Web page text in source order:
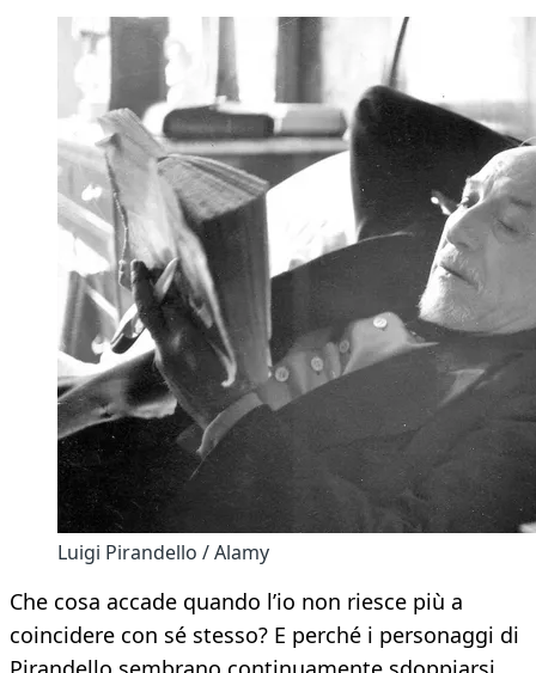
Luigi Pirandello / Alamy
Che cosa accade quando l’io non riesce più a
coincidere con sé stesso? E perché i personaggi di